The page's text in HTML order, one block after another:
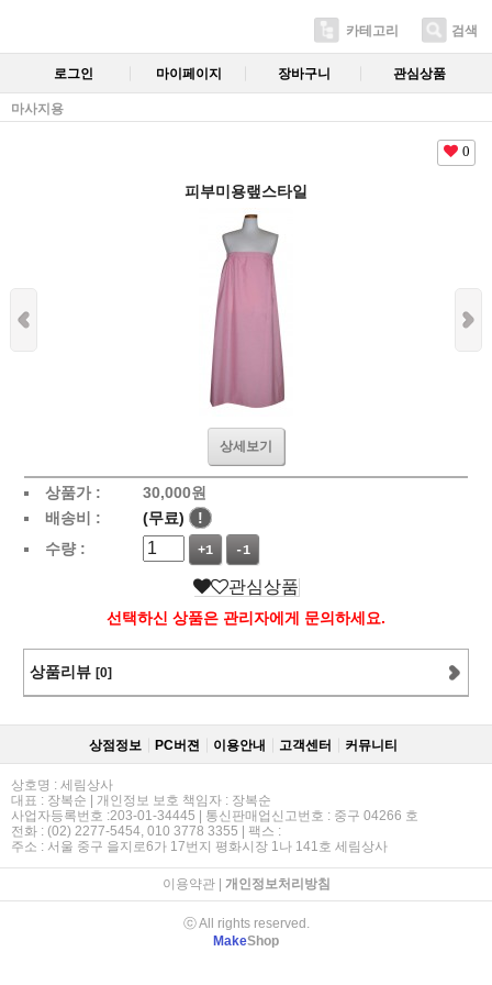
카테고리 검색
로그인 마이페이지 장바구니 관심상품
마사지용
0
피부미용랲스타일
상세보기
상품가 : 30,000원
배송비 :
(무료)
!
수량 :
+1 -1
관심상품
선택하신 상품은 관리자에게 문의하세요.
상품리뷰 [0]
상점정보 PC버젼 이용안내 고객센터 커뮤니티
상호명 : 세림상사
대표 : 장복순 | 개인정보 보호 책임자 : 장복순
사업자등록번호 :203-01-34445 | 통신판매업신고번호 : 중구 04266 호
전화 : (02) 2277-5454, 010 3778 3355 | 팩스 :
주소 : 서울 중구 을지로6가 17번지 평화시장 1나 141호 세림상사
이용약관| 개인정보처리방침
ⓒ All rights reserved.
MakeShop